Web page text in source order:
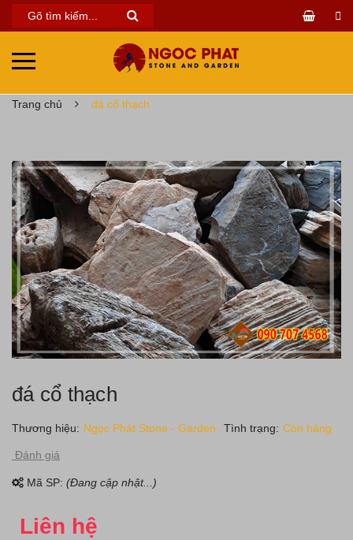
Trang chủ đá cổ thạch
đá cổ thạch
Thương hiệu: Ngọc Phát Stone - Garden Tình trạng: Còn hàng
Đánh giá
Mã SP: (Đang cập nhật...)
Liên hệ